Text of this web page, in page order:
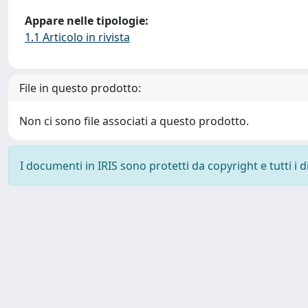
Appare nelle tipologie:
1.1 Articolo in rivista
File in questo prodotto:
Non ci sono file associati a questo prodotto.
I documenti in IRIS sono protetti da copyright e tutti i